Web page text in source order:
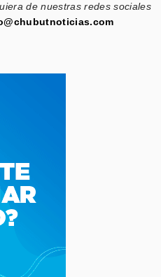
de nuestras redes sociales